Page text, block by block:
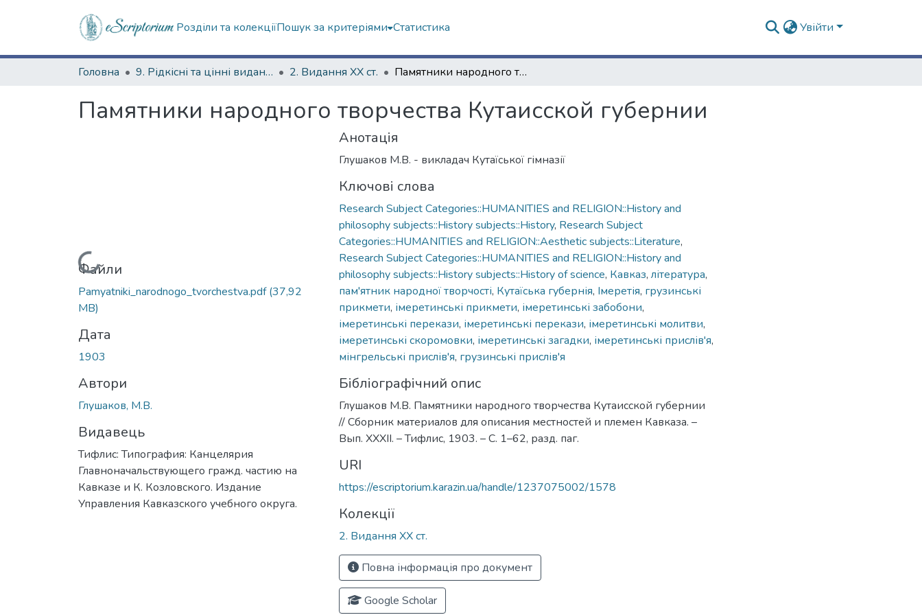
Розділи та колекціїПошук за критеріями Статистика Увійти
Головна 9. Рідкісні та цінні видання 2. Видання ХХ ст. Памятники народного творчества Кутаисской губернии
Памятники народного творчества Кутаисской губернии
Вантажиться...
Файли
Pamyatniki_narodnogo_tvorchestva.pdf(37,92
MB)
Дата
1903
Автори
Глушаков, М.В.
Видавець
Тифлис: Типография: Канцелярия
Главноначальствующего гражд. частию на
Кавказе и К. Козловского. Издание
Управления Кавказского учебного округа.
Анотація
Глушаков М.В. - викладач Кутаїської гімназії
Ключові слова
Research Subject Categories::HUMANITIES and RELIGION::History and
philosophy subjects::History subjects::History, Research Subject
Categories::HUMANITIES and RELIGION::Aesthetic subjects::Literature,
Research Subject Categories::HUMANITIES and RELIGION::History and
philosophy subjects::History subjects::History of science, Кавказ, література,
пам'ятник народної творчості, Кутаїська губернія, Імеретія, грузинські
прикмети, імеретинські прикмети, імеретинські забобони,
імеретинські перекази, імеретинські перекази, імеретинські молитви,
імеретинські скоромовки, імеретинські загадки, імеретинські прислів'я,
мінгрельські прислів'я, грузинські прислів'я
Бібліографічний опис
Глушаков М.В. Памятники народного творчества Кутаисской губернии
// Сборник материалов для описания местностей и племен Кавказа. –
Вып. XXXII. – Тифлис, 1903. – С. 1–62, разд. паг.
URI
https://escriptorium.karazin.ua/handle/1237075002/1578
Колекції
2. Видання ХХ ст.
Повна інформація про документ
Google Scholar